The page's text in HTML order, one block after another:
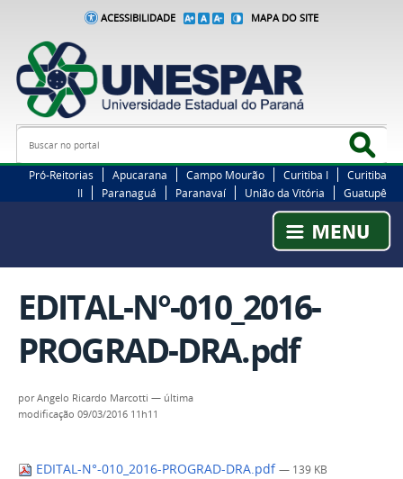
ACESSIBILIDADE MAPA DO SITE
Busca
Pró-Reitorias Apucarana Campo Mourão Curitiba I
Curitiba
II
Paranaguá Paranavaí União da Vitória Guatupê
EDITAL-N°-010_2016-
PROGRAD-DRA.pdf
porAngelo Ricardo Marcotti — última
modificação 09/03/2016 11h11
EDITAL-N°-010_2016-PROGRAD-DRA.pdf — 139 KB